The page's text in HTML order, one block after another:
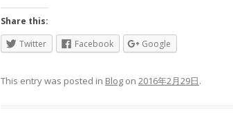
Share this:
Twitter
Facebook Google
This entry was posted in Blog on 2016年2月29日.